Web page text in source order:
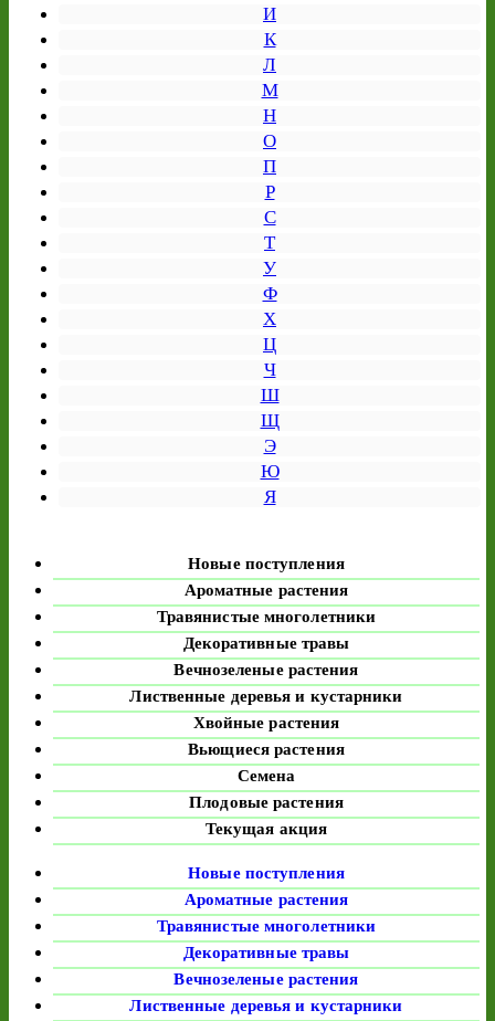
И
К
Л
М
Н
О
П
Р
С
Т
У
Ф
Х
Ц
Ч
Ш
Щ
Э
Ю
Я
Новые поступления
Ароматные растения
Травянистые многолетники
Декоративные травы
Вечнозеленые растения
Лиственные деревья и кустарники
Хвойные растения
Вьющиеся растения
Семена
Плодовые растения
Текущая акция
Новые поступления
Ароматные растения
Травянистые многолетники
Декоративные травы
Вечнозеленые растения
Лиственные деревья и кустарники